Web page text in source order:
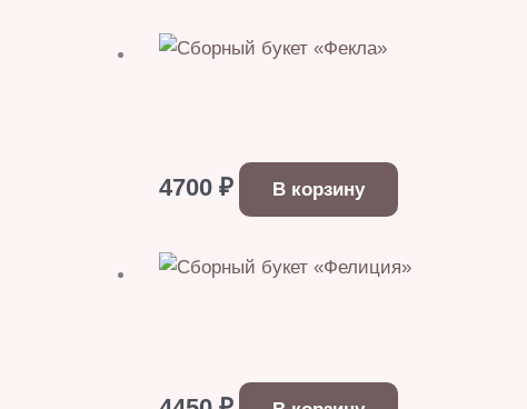
4700 ₽ В корзину